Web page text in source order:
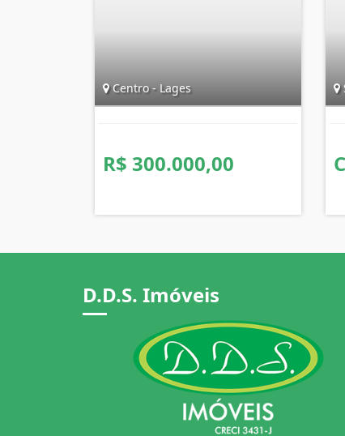
Centro - Lages
R$ 300.000,00
D.D.S. Imóveis